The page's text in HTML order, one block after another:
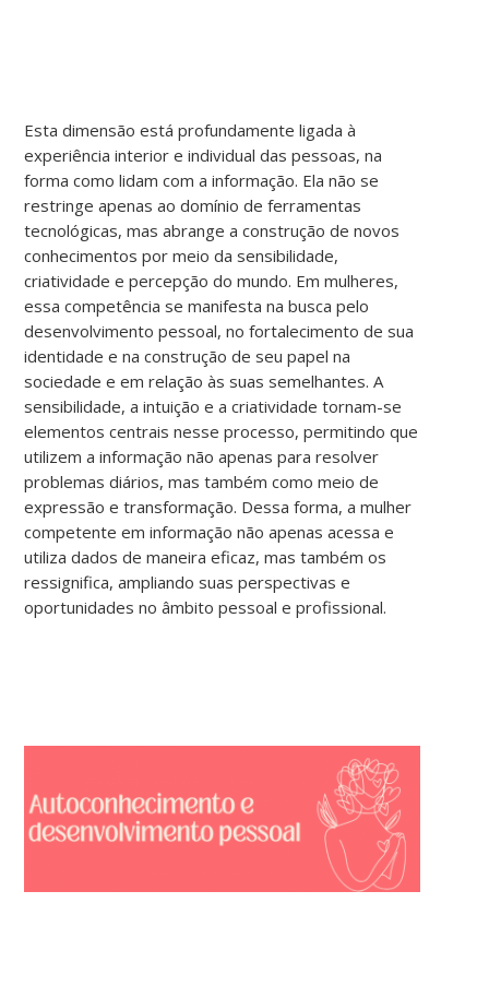
Esta dimensão está profundamente ligada à
experiência interior e individual das pessoas, na
forma como lidam com a informação. Ela não se
restringe apenas ao domínio de ferramentas
tecnológicas, mas abrange a construção de novos
conhecimentos por meio da sensibilidade,
criatividade e percepção do mundo. Em mulheres,
essa competência se manifesta na busca pelo
desenvolvimento pessoal, no fortalecimento de sua
identidade e na construção de seu papel na
sociedade e em relação às suas semelhantes. A
sensibilidade, a intuição e a criatividade tornam-se
elementos centrais nesse processo, permitindo que
utilizem a informação não apenas para resolver
problemas diários, mas também como meio de
expressão e transformação. Dessa forma, a mulher
competente em informação não apenas acessa e
utiliza dados de maneira eficaz, mas também os
ressignifica, ampliando suas perspectivas e
oportunidades no âmbito pessoal e profissional.